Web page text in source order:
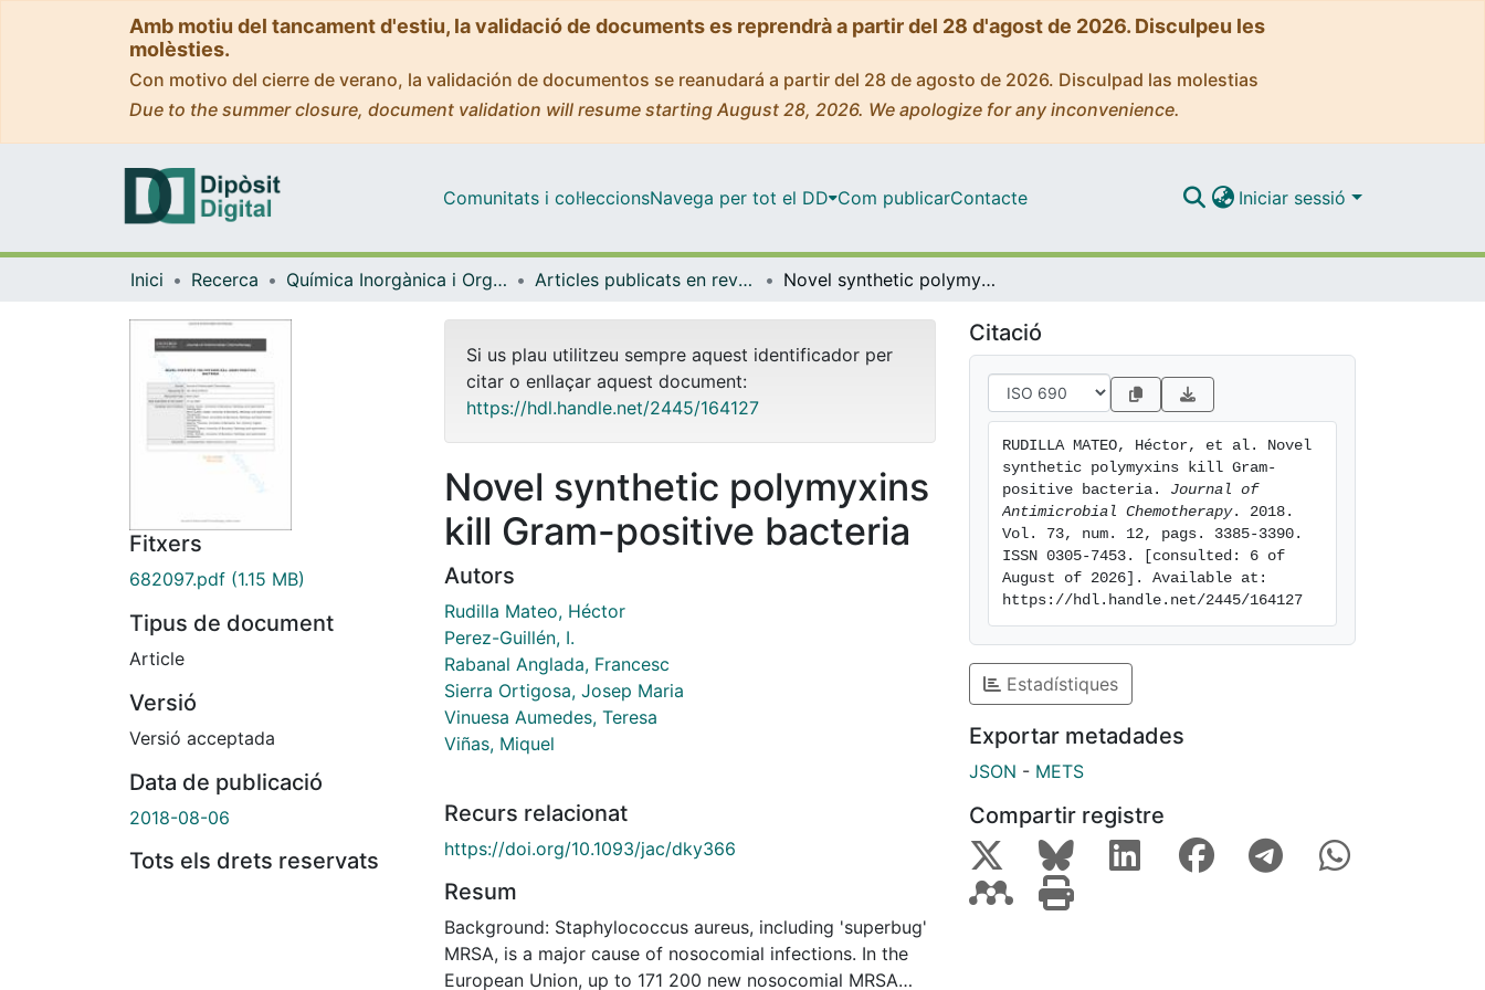
Amb motiu del tancament d'estiu, la validació de documents es reprendrà a partir del 28 d'agost de 2026. Disculpeu les
molèsties.
Con motivo del cierre de verano, la validación de documentos se reanudará a partir del 28 de agosto de 2026. Disculpad las molestias
Due to the summer closure, document validation will resume starting August 28, 2026. We apologize for any inconvenience.
Comunitats i col·leccionsNavega per tot el DD Com publicarContacte Iniciar sessió
Inici Recerca Química Inorgànica i Orgànica Articles publicats en revistes (Química Inorgànica i Orgànica) Novel synthetic polymyxins kill Gram-positive bacteria
Fitxers
682097.pdf (1.15 MB)
Tipus de document
Article
Versió
Versió acceptada
Data de publicació
2018-08-06
Tots els drets reservats
Si us plau utilitzeu sempre aquest identificador per
citar o enllaçar aquest document:
https://hdl.handle.net/2445/164127
Novel synthetic polymyxins
kill Gram-positive bacteria
Autors
Rudilla Mateo, Héctor
Perez-Guillén, I.
Rabanal Anglada, Francesc
Sierra Ortigosa, Josep Maria
Vinuesa Aumedes, Teresa
Viñas, Miquel
Recurs relacionat
https://doi.org/10.1093/jac/dky366
Resum
Background: Staphylococcus aureus, including 'superbug'
MRSA, is a major cause of nosocomial infections. In the
European Union, up to 171 200 new nosocomial MRSA
Citació
RUDILLA MATEO, Héctor, et al. Novel
synthetic polymyxins kill Gram-
positive bacteria. Journal of
Antimicrobial Chemotherapy. 2018.
Vol. 73, num. 12, pags. 3385-3390.
ISSN 0305-7453. [consulted: 6 of
August of 2026]. Available at:
https://hdl.handle.net/2445/164127
Estadístiques
Exportar metadades
JSON - METS
Compartir registre